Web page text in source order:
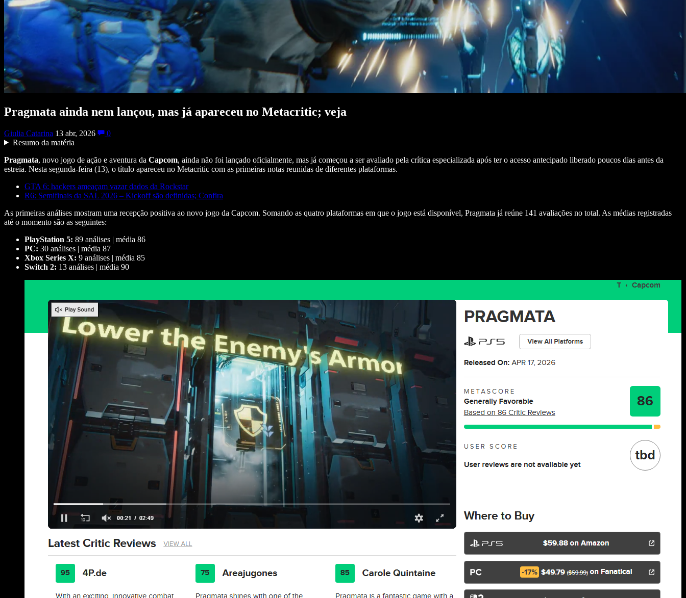
Pragmata ainda nem lançou, mas já apareceu no Metacritic; veja
Giulia Catarina 13 abr, 2026
0
Resumo da matéria
Pragmata, novo jogo de ação e aventura da Capcom, ainda não foi lançado oficialmente, mas já começou a ser avaliado pela crítica especializada após ter o acesso antecipado liberado poucos dias antes da
estreia. Nesta segunda-feira (13), o título apareceu no Metacritic com as primeiras notas reunidas de diferentes plataformas.
GTA 6: hackers ameaçam vazar dados da Rockstar
R6: Semifinais da SAL 2026 – Kickoff são definidas; Confira
As primeiras análises mostram uma recepção positiva ao novo jogo da Capcom. Somando as quatro plataformas em que o jogo está disponível, Pragmata já reúne 141 avaliações no total. As médias registradas
até o momento são as seguintes:
PlayStation 5: 89 análises | média 86
PC: 30 análises | média 87
Xbox Series X: 9 análises | média 85
Switch 2: 13 análises | média 90